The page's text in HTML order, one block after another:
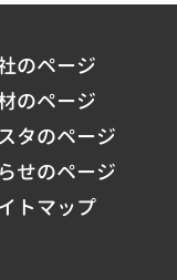
のページ
のページ
タのページ
せのページ
トマップ